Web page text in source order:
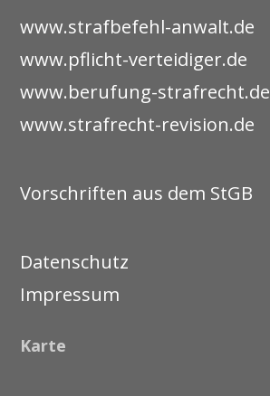
www.strafbefehl-anwalt.de
www.pflicht-verteidiger.de
www.berufung-strafrecht.de
www.strafrecht-revision.de
Vorschriften aus dem StGB
Datenschutz
Impressum
Karte